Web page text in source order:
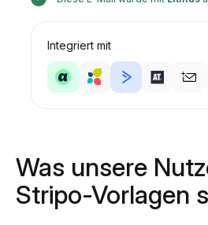
Integriert mit
Was unsere
Stripo-Vorlagen